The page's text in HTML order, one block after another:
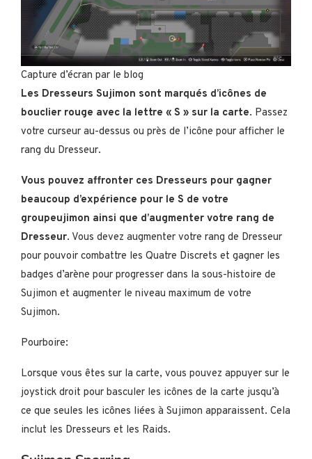
Capture d’écran par le blog
Les Dresseurs Sujimon sont marqués d’icônes de
bouclier rouge avec la lettre « S » sur la carte. Passez
votre curseur au-dessus ou près de l’icône pour afficher le
rang du Dresseur.
Vous pouvez affronter ces Dresseurs pour gagner
beaucoup d’expérience pour le S de votre
groupeujimon ainsi que d’augmenter votre rang de
Dresseur. Vous devez augmenter votre rang de Dresseur
pour pouvoir combattre les Quatre Discrets et gagner les
badges d’arène pour progresser dans la sous-histoire de
Sujimon et augmenter le niveau maximum de votre
Sujimon.
Pourboire:
Lorsque vous êtes sur la carte, vous pouvez appuyer sur le
joystick droit pour basculer les icônes de la carte jusqu’à
ce que seules les icônes liées à Sujimon apparaissent. Cela
inclut les Dresseurs et les Raids.